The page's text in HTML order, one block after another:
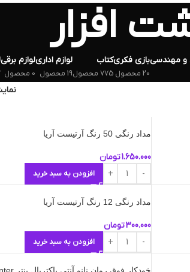
افزار
و مهندسیبازی فکری
20 محصول
کتاب
775 محصول
لوازم اداری
19 محصول
لوازم برقی
0 محصول
مداد رنگی 50 رنگ آرتیست آریا
1.650.000تومان
افزودن به سبد خرید
مداد رنگی 12 رنگ آرتیست آریا
300.000تومان
افزودن به سبد خرید